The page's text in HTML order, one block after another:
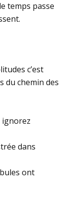
temps passe
c’est
du chemin des
ignorez
dans
ont